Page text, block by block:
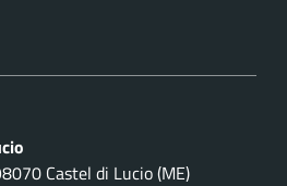
Castel di Lucio (ME)